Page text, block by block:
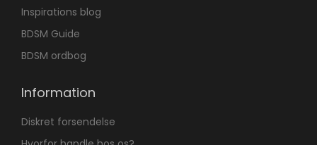
Inspirations blog
BDSM Guide
BDSM ordbog
Information
Diskret forsendelse